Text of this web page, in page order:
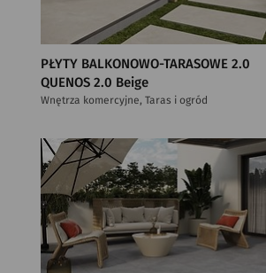
PŁYTY BALKONOWO-TARASOWE 2.0
QUENOS 2.0 Beige
Wnętrza komercyjne, Taras i ogród